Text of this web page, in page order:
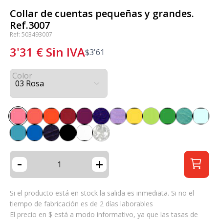
Collar de cuentas pequeñas y grandes.
Ref.3007
Ref: 503493007
3'31 € Sin IVA$3'61
Color
- +
Si el producto está en stock la salida es inmediata. Si no el
tiempo de fabricación es de 2 días laborables
El precio en $ está a modo informativo, ya que las tasas de